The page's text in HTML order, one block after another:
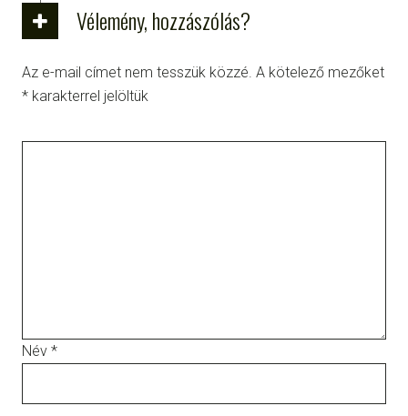
Vélemény, hozzászólás?
Az e-mail címet nem tesszük közzé. A kötelező mezőket
* karakterrel jelöltük
Név *